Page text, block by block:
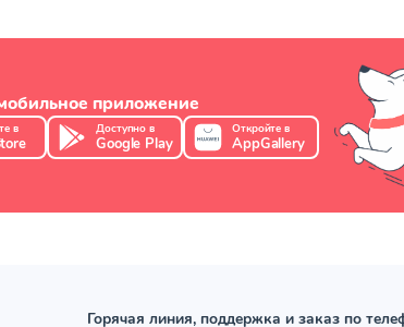
приложение
в Доступно в
Google Play
Откройте в
AppGallery
Горячая линия, поддержка и заказ по